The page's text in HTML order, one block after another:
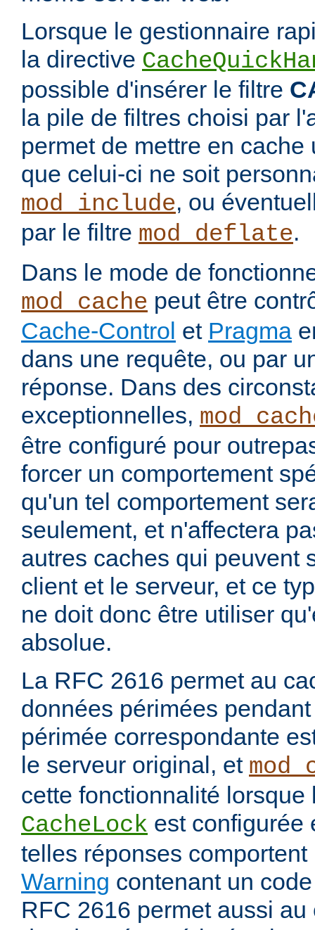
Lorsque le gestionnaire
la directive
possible d'insérer le filtre
la pile de filtres choisi par
permet de mettre en cache
que celui-ci ne soit
mod_include, ou
par le filtre mod_deflate.
Dans le mode de
mod_cache peut être
Cache-Control et Pragma
dans une requête, ou par
réponse. Dans des
exceptionnelles,
être configuré pour
forcer un comportement
qu'un tel comportement
seulement, et n'affectera
autres caches qui peuvent
client et le serveur, et ce
ne doit donc être utiliser
absolue.
La RFC 2616 permet au
données périmées
périmée correspondante
le serveur original, et
cette fonctionnalité lorsque
CacheLock est configurée
telles réponses
Warning contenant un
RFC 2616 permet aussi